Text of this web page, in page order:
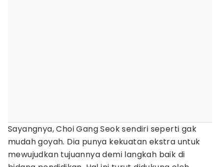
Sayangnya, Choi Gang Seok sendiri seperti gak
mudah goyah. Dia punya kekuatan ekstra untuk
mewujudkan tujuannya demi langkah baik di